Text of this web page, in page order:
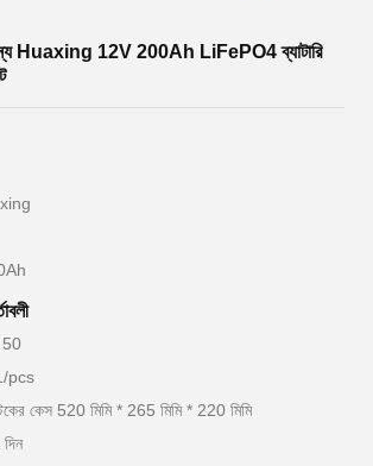
Huaxing 12V 200Ah LiFePO4 ব্যাটারি
50
pcs
কেস 520 মিমি * 265 মিমি * 220 মিমি